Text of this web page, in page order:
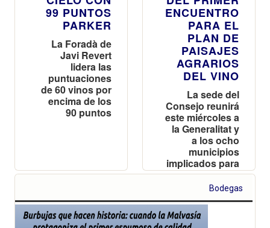
99 PUNTOS
PARKER
La Foradà de
Javi Revert
lidera las
puntuaciones
de 60 vinos por
encima de los
90 puntos
ENCUENTRO
PARA EL
PLAN DE
PAISAJES
AGRARIOS
DEL VINO
La sede del
Consejo reunirá
este miércoles a
la Generalitat y
a los ocho
municipios
implicados para
coordinar la
protección y
sostenibilidad
del patrimonio
vitivinícola
Bodegas